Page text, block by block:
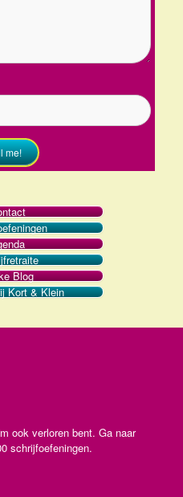
me!
Blog
Kort & Klein
ook verloren bent. Ga naar
schrijfoefeningen.